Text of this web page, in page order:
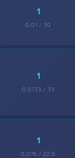
1
0,01 / 30
1
0,0733 / 33
1
0,076 / 22,8